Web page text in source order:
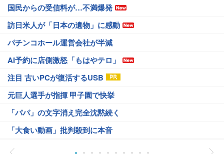
国民からの受信料が…不満爆発
訪日米人が「日本の遺物」に感動
パチンコホール運営会社が半減
AI予約に店側激怒「もはやテロ」
注目 古いPCが復活するUSB
元巨人選手が指揮 甲子園で快挙
「パパ」の文字消え完全沈黙続く
「大食い動画」批判殺到に本音